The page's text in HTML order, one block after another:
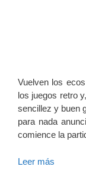
Vuelven los
los juegos retro
sencillez y buen
para nada
comience la
Leer más